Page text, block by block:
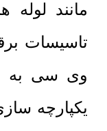
مانند
تاسیسات
وی سی به
یکپارچه